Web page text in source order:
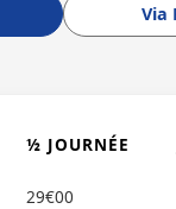
Via
½ JOURNÉE
29€00